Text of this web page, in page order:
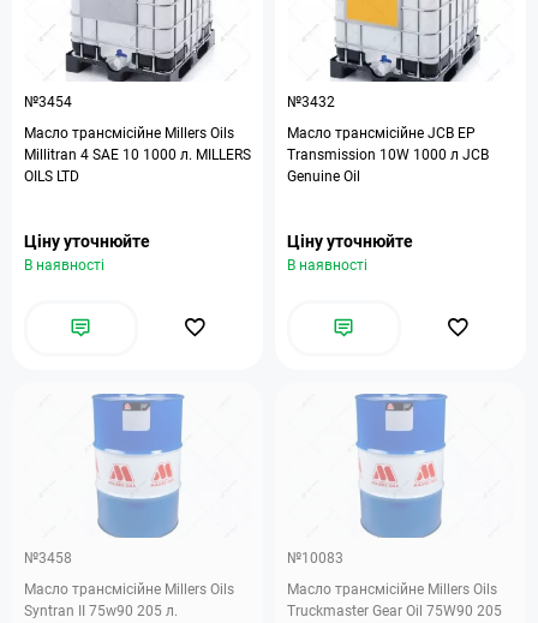
№3454
Масло трансмісійне Millers Oils
Millitran 4 SAE 10 1000 л. MILLERS
OILS LTD
Ціну уточнюйте
В наявності
№3432
Масло трансмісійне JCB EP
Transmission 10W 1000 л JCB
Genuine Oil
Ціну уточнюйте
В наявності
№3458
Масло трансмісійне Millers Oils
Syntran II 75w90 205 л.
№10083
Масло трансмісійне Millers Oils
Truckmaster Gear Oil 75W90 205